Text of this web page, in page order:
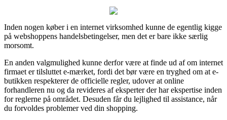
Inden nogen køber i en internet virksomhed kunne de egentlig kigge
på webshoppens handelsbetingelser, men det er bare ikke særlig
morsomt.
En anden valgmulighed kunne derfor være at finde ud af om internet
firmaet er tilsluttet e-mærket, fordi det bør være en tryghed om at e-
butikken respekterer de officielle regler, udover at online
forhandleren nu og da revideres af eksperter der har ekspertise inden
for reglerne på området. Desuden får du lejlighed til assistance, når
du forvoldes problemer ved din shopping.